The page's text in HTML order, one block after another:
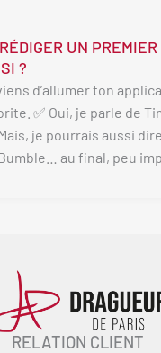
UN
?
d’allumer ton
✅ Oui, je parle de
je pourrais aussi
au final, peu
RELATION CLIENT